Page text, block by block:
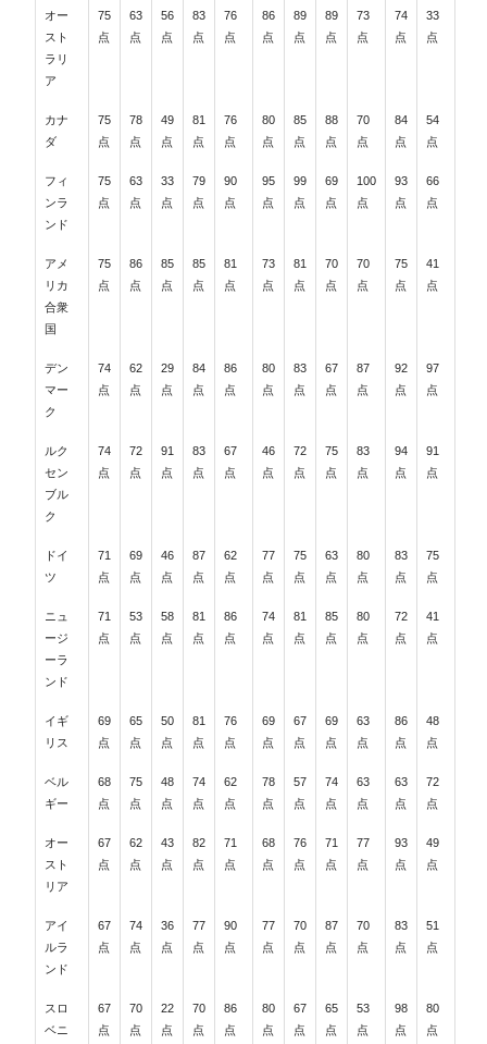
オー
スト
ラリ
ア
75
点
63
点
56
点
83
点
76
点
86
点
89
点
89
点
73
点
74
点
33
点
カナ
ダ
75
点
78
点
49
点
81
点
76
点
80
点
85
点
88
点
70
点
84
点
54
点
フィ
ンラ
ンド
75
点
63
点
33
点
79
点
90
点
95
点
99
点
69
点
100
点
93
点
66
点
アメ
リカ
合衆
国
75
点
86
点
85
点
85
点
81
点
73
点
81
点
70
点
70
点
75
点
41
点
デン
マー
ク
74
点
62
点
29
点
84
点
86
点
80
点
83
点
67
点
87
点
92
点
97
点
ルク
セン
ブル
ク
74
点
72
点
91
点
83
点
67
点
46
点
72
点
75
点
83
点
94
点
91
点
ドイ
ツ
71
点
69
点
46
点
87
点
62
点
77
点
75
点
63
点
80
点
83
点
75
点
ニュ
ージ
ーラ
ンド
71
点
53
点
58
点
81
点
86
点
74
点
81
点
85
点
80
点
72
点
41
点
イギ
リス
69
点
65
点
50
点
81
点
76
点
69
点
67
点
69
点
63
点
86
点
48
点
ベル
ギー
68
点
75
点
48
点
74
点
62
点
78
点
57
点
74
点
63
点
63
点
72
点
オー
スト
リア
67
点
62
点
43
点
82
点
71
点
68
点
76
点
71
点
77
点
93
点
49
点
アイ
ルラ
ンド
67
点
74
点
36
点
77
点
90
点
77
点
70
点
87
点
70
点
83
点
51
点
スロ
ベニ
67
点
70
点
22
点
70
点
86
点
80
点
67
点
65
点
53
点
98
点
80
点